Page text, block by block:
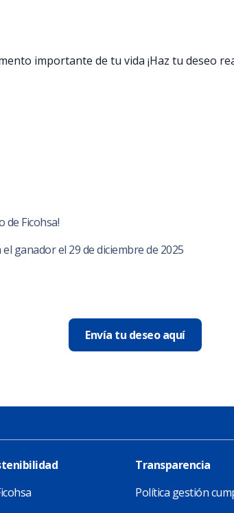
importante de tu vida ¡Haz tu deseo
de Ficohsa!
ganador el 29 de diciembre de 2025
Envía tu deseo aquí
Transparencia
Política gestión